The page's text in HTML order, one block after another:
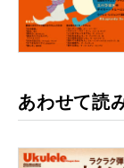
あわせて読